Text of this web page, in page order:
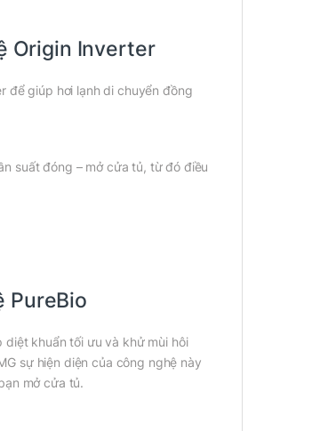
Origin Inverter
để giúp hơi lạnh di chuyển đồng
suất đóng – mở cửa tủ, từ đó điều
PureBio
diệt khuẩn tối ưu và khử mùi hôi
sự hiện diện của công nghệ này
mở cửa tủ.